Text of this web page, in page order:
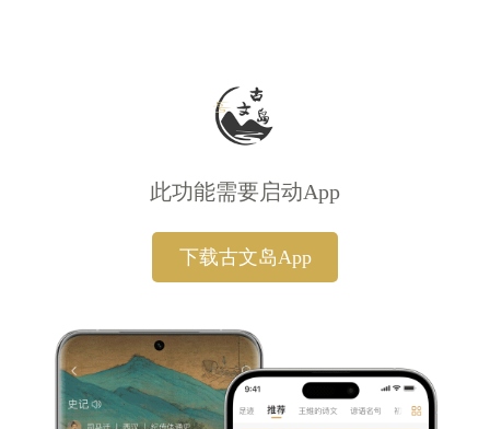
此功能需要启动App
下载古文岛App